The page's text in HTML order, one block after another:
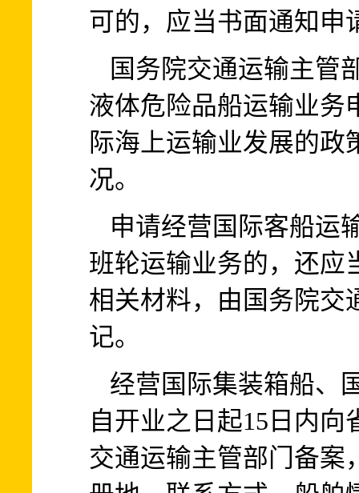
可的，应当书面通知申
国务院交通运输主管
液体危险品船运输业务
际海上运输业发展的
况。
申请经营国际客船运
班轮运输业务的，还应
相关材料，由国务院交
记。
经营国际集装箱船、
自开业之日起15日内
交通运输主管部门备案